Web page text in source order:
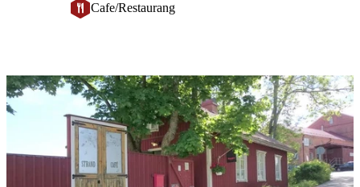
Cafe/Restaurang
Bildspel
med
bilder